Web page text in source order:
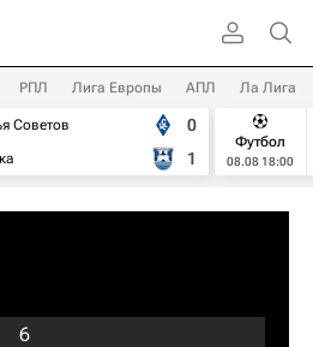
РПЛ Лига Европы АПЛ Ла Лига
Советов
0
1
Футбол
08.08 18:00
6